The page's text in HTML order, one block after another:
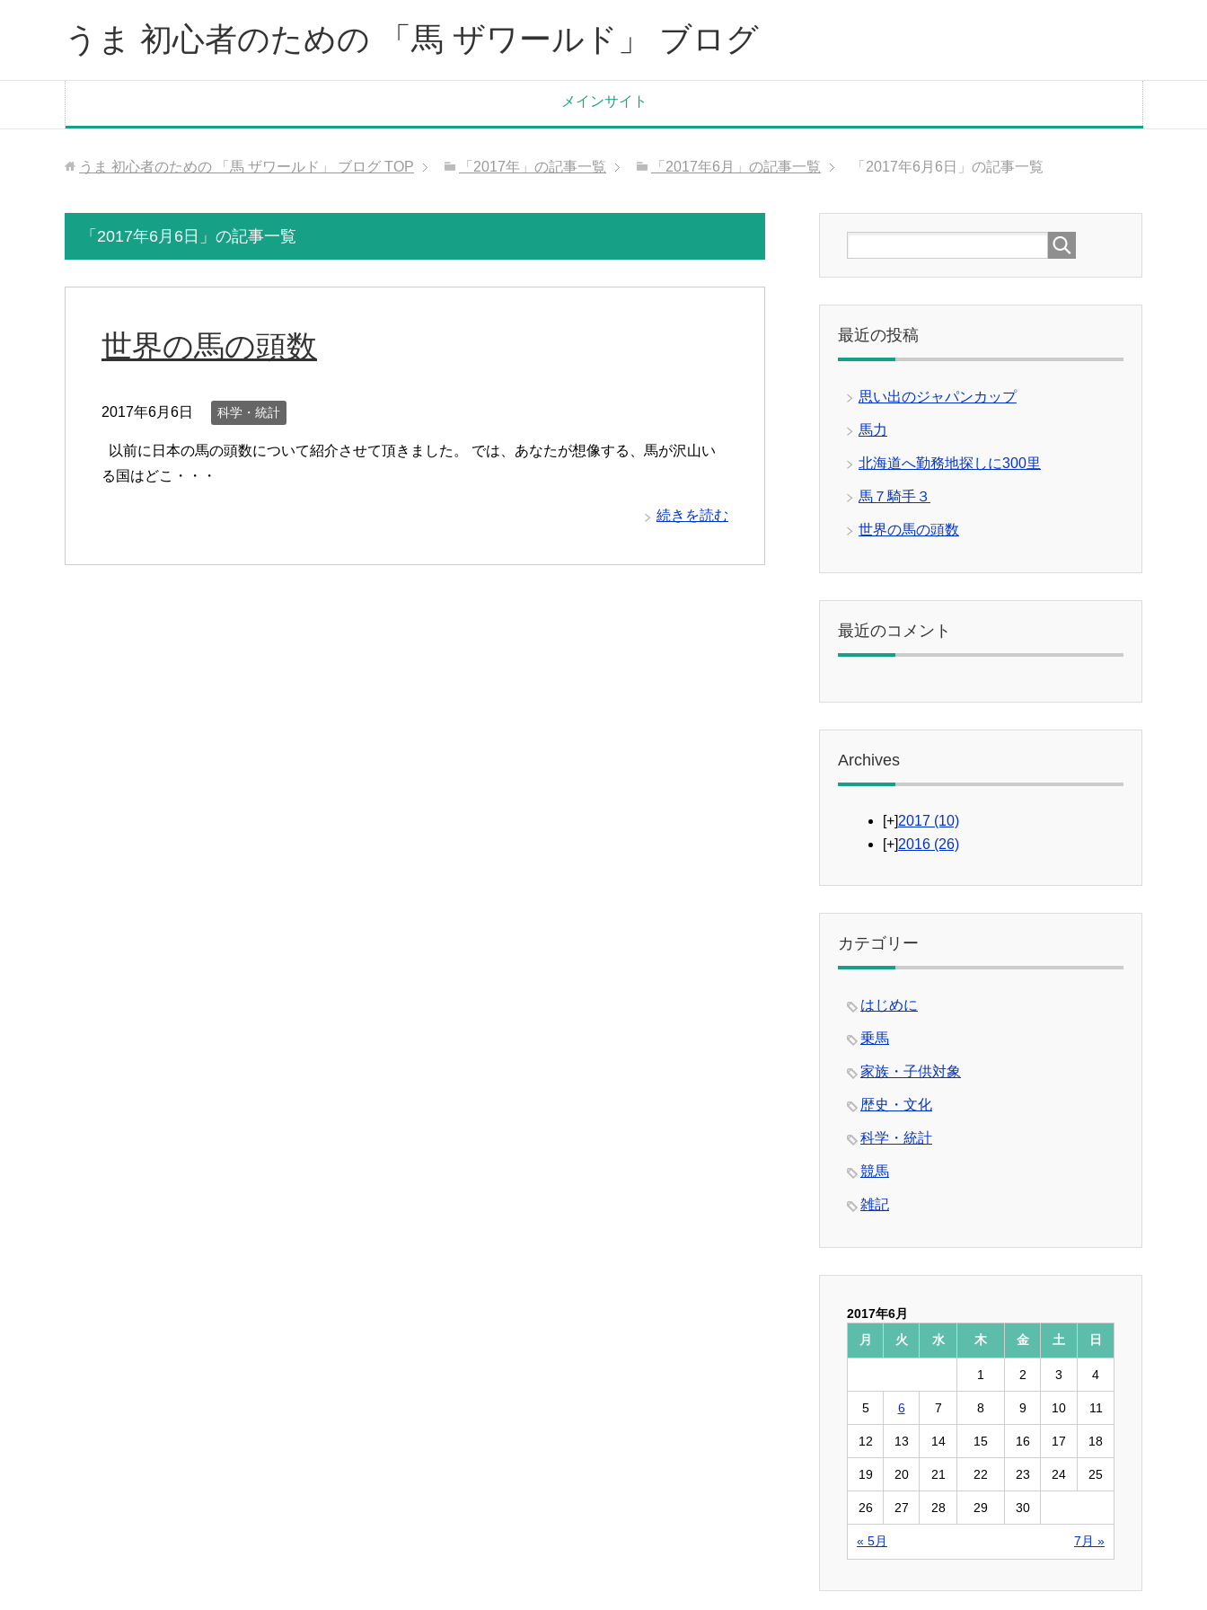
うま 初心者のための 「馬 ザワールド」 ブログ
メインサイト
うま 初心者のための 「馬 ザワールド」 ブログ TOP 「2017年」の記事一覧 「2017年6月」の記事一覧 「2017年6月6日」の記事一覧
「2017年6月6日」の記事一覧
世界の馬の頭数
2017年6月6日 科学・統計
以前に日本の馬の頭数について紹介させて頂きました。 では、あなたが想像する、馬が沢山い
る国はどこ・・・
続きを読む
最近の投稿
思い出のジャパンカップ
馬力
北海道へ勤務地探しに300里
馬７騎手３
世界の馬の頭数
最近のコメント
Archives
[+]2017 (10)
[+]2016 (26)
カテゴリー
はじめに
乗馬
家族・子供対象
歴史・文化
科学・統計
競馬
雑記
2017年6月
月
火 水 木 金 土 日
« 5月 7月 »
1 2 3 4
5 6 7 8 9 10 11
12 13 14 15 16 17 18
19 20 21 22 23 24 25
26 27 28 29 30